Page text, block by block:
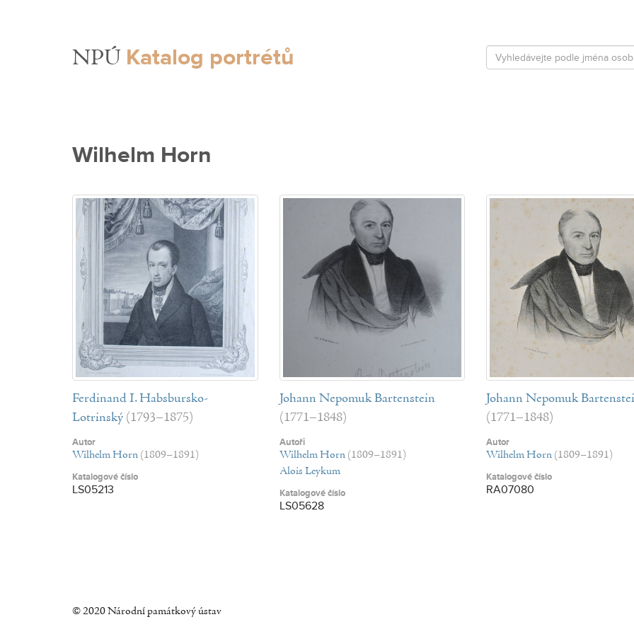
NPÚ Katalog portrétů
Wilhelm Horn
Ferdinand I. Habsbursko-
Lotrinský (1793–1875)
Autor
Wilhelm Horn (1809–1891)
Katalogové číslo
LS05213
Johann Nepomuk Bartenstein
(1771–1848)
Autoři
Wilhelm Horn (1809–1891)
Alois Leykum
Katalogové číslo
LS05628
Johann Nepomuk
(1771–1848)
Autor
Wilhelm Horn (1809–1891)
Katalogové číslo
RA07080
© 2020 Národní památkový ústav